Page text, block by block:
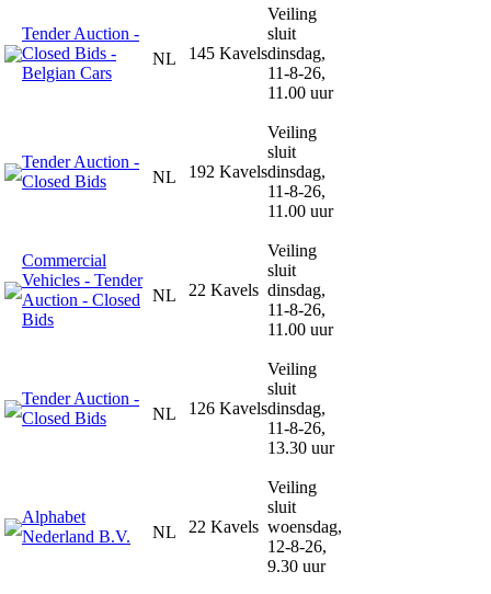
Tender Auction -
Closed Bids -
Belgian Cars
NL 145 Kavels
Veiling
sluit
dinsdag,
11-8-26,
11.00 uur
Tender Auction -
Closed Bids
NL 192 Kavels
Veiling
sluit
dinsdag,
11-8-26,
11.00 uur
Commercial
Vehicles - Tender
Auction - Closed
Bids
NL 22 Kavels
Veiling
sluit
dinsdag,
11-8-26,
11.00 uur
Tender Auction -
Closed Bids
NL 126 Kavels
Veiling
sluit
dinsdag,
11-8-26,
13.30 uur
Alphabet
Nederland B.V.
NL 22 Kavels
Veiling
sluit
woensdag,
12-8-26,
9.30 uur